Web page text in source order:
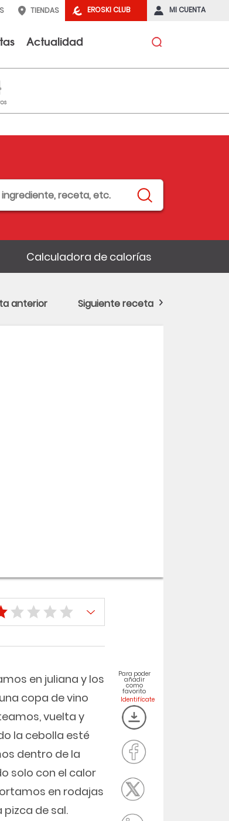
EROSKI CLUB MI CUENTA
TIENDAS
Actualidad
Calculadora de calorías
en juliana y los
copa de vino
vuelta y
la cebolla esté
dentro de la
solo con el calor
en rodajas
de sal.
Para poder
añadir
como
favorito
anterior Siguiente receta